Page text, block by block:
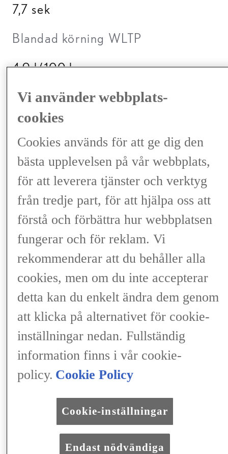
7,7 sek
Blandad körning WLTP
4,9 l/100 km
CO2-utsläpp blandad körning
WLTP
112 g/km
Läs mer
Från 639 000 kr
EL
Elektrisk motor 165kW 2EL-,1AT,
1AT
Max. effekt (hk)
224 Hk
Max. effekt (kW)
Vi använder webbplats-
cookies
Cookies används för att ge dig den
bästa upplevelsen på vår webbplats,
för att leverera tjänster och verktyg
från tredje part, för att hjälpa oss att
förstå och förbättra hur webbplatsen
fungerar och för reklam. Vi
rekommenderar att du behåller alla
cookies, men om du inte accepterar
detta kan du enkelt ändra dem genom
att klicka på alternativet för cookie-
inställningar nedan. Fullständig
information finns i vår cookie-
policy. Cookie Policy
Cookie-inställningar
Endast nödvändiga